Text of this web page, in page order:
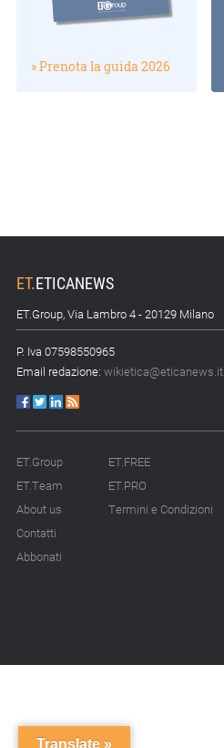
» Prenota la guida 2026
ET.ETICANEWS
ET.Group, Via Lambro 4 - 20129 Milano
P. Iva 07598550965
Email redazione: wikietica@eticanews.it
ET.Group
ET.Team
About us
Contatti
Abbonati
ET.FREE
ET.PRO
Termini e Condizioni
Translate »